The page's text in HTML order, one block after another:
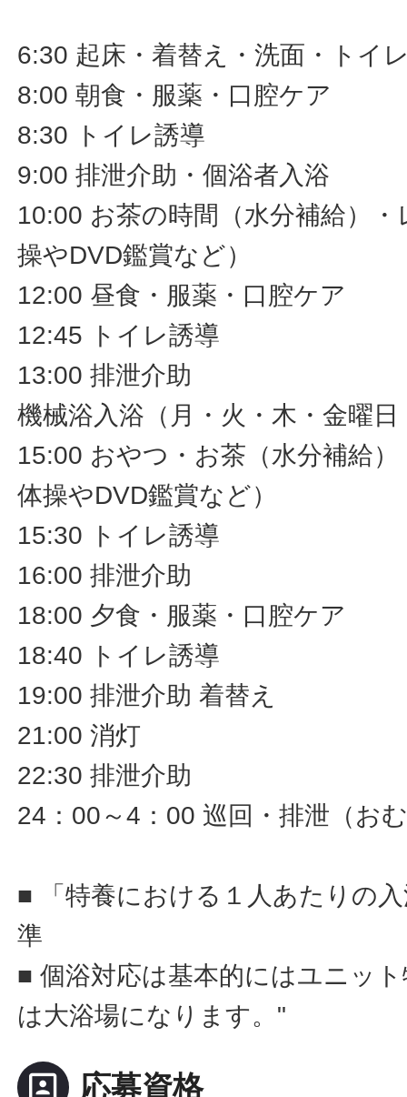
6:30 起床・着替え・洗面・トイ
8:00 朝食・服薬・口腔ケア
8:30 トイレ誘導
9:00 排泄介助・個浴者入浴
10:00 お茶の時間（水分補給）
操やDVD鑑賞など）
12:00 昼食・服薬・口腔ケア
12:45 トイレ誘導
13:00 排泄介助
機械浴入浴（月・火・木・金曜
15:00 おやつ・お茶（水分補給
体操やDVD鑑賞など）
15:30 トイレ誘導
16:00 排泄介助
18:00 夕食・服薬・口腔ケア
18:40 トイレ誘導
19:00 排泄介助 着替え
21:00 消灯
22:30 排泄介助
24：00～4：00 巡回・排泄（お
■ 「特養における１人あたりの
準
■ 個浴対応は基本的にはユニッ
は大浴場になります。"
portrait 応募資格